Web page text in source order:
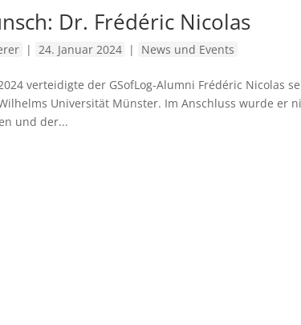
Dr. Frédéric Nicolas
| 24. Januar 2024 | News und Events
verteidigte der GSofLog-Alumni Frédéric Nicolas
Universität Münster. Im Anschluss wurde er
und der...